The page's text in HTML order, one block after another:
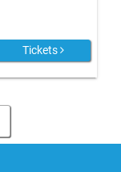
Tickets